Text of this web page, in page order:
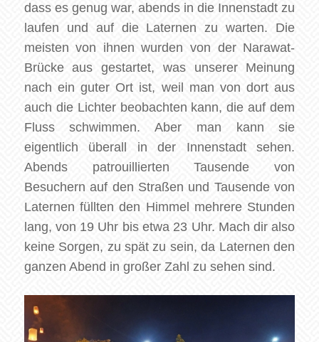
dass es genug war, abends in die Innenstadt zu
laufen und auf die Laternen zu warten. Die
meisten von ihnen wurden von der Narawat-
Brücke aus gestartet, was unserer Meinung
nach ein guter Ort ist, weil man von dort aus
auch die Lichter beobachten kann, die auf dem
Fluss schwimmen. Aber man kann sie
eigentlich überall in der Innenstadt sehen.
Abends patrouillierten Tausende von
Besuchern auf den Straßen und Tausende von
Laternen füllten den Himmel mehrere Stunden
lang, von 19 Uhr bis etwa 23 Uhr. Mach dir also
keine Sorgen, zu spät zu sein, da Laternen den
ganzen Abend in großer Zahl zu sehen sind.